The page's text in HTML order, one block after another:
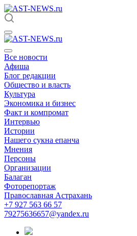
Все новости
Афиша
Блог редакции
Общество и власть
Культура
Экономика и бизнес
Факт и компромат
Интервью
Истории
Нашего сукна епанча
Мнения
Персоны
Организации
Балаган
Фоторепортаж
Православная Астрахань
+7 927 563 66 57
79275636657@yandex.ru